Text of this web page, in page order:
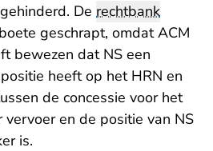
De rechtbank
geschrapt, omdat ACM
bewezen dat NS een
heeft op het HRN en
de concessie voor het
en de positie van NS
is.